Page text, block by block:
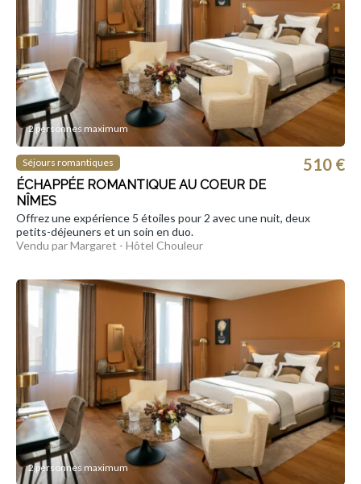
2 personnes maximum
Séjours romantiques
ÉCHAPPÉE ROMANTIQUE AU COEUR DE
NÎMES
510 €
Offrez une expérience 5 étoiles pour 2 avec une nuit, deux
petits-déjeuners et un soin en duo.
Vendu par Margaret - Hôtel Chouleur
2 personnes maximum